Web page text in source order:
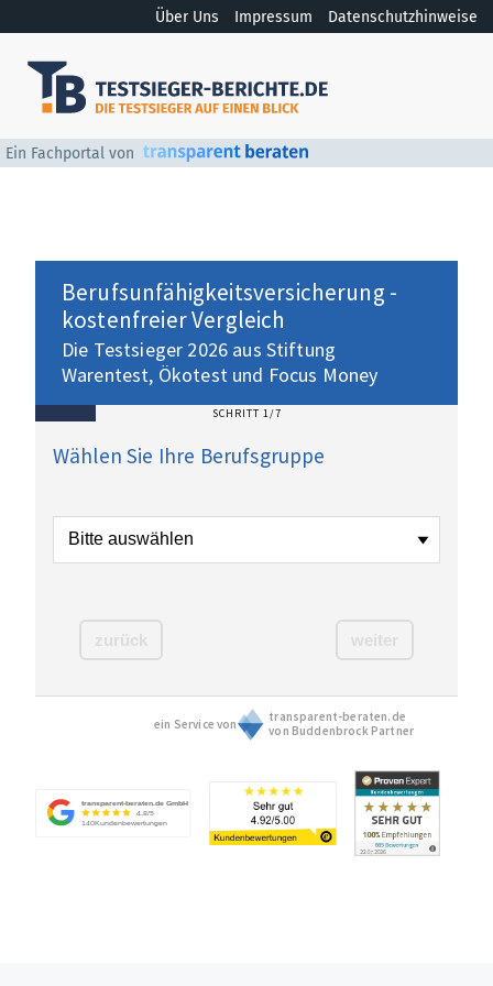
Über Uns Impressum Datenschutzhinweise
Ein Fachportal von